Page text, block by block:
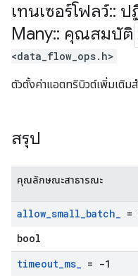
เทนเซอร์โฟลว์:: ป
Many:: คุณสมบัติ
<data_flow_ops.h>
ตัวตั้งค่าแอตทริบิวต์เพิ่มเติม
สรุป
คุณลักษณะสาธารณะ
allow_small_batch_ =
bool
timeout_ms_ = -1